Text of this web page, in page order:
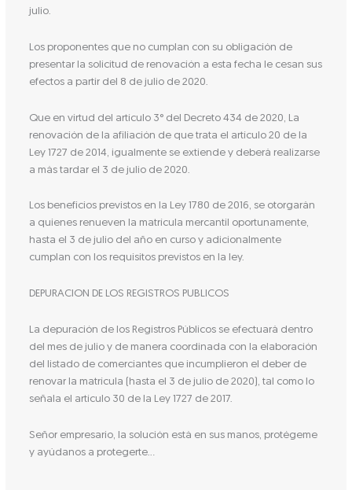
julio.
Los proponentes que no cumplan con su obligación de
presentar la solicitud de renovación a esta fecha le cesan sus
efectos a partir del 8 de julio de 2020.
Que en virtud del artículo 3° del Decreto 434 de 2020, La
renovación de la afiliación de que trata el artículo 20 de la
Ley 1727 de 2014, igualmente se extiende y deberá realizarse
a más tardar el 3 de julio de 2020.
Los beneficios previstos en la Ley 1780 de 2016, se otorgarán
a quienes renueven la matrícula mercantil oportunamente,
hasta el 3 de julio del año en curso y adicionalmente
cumplan con los requisitos previstos en la ley.
DEPURACION DE LOS REGISTROS PUBLICOS
La depuración de los Registros Públicos se efectuará dentro
del mes de julio y de manera coordinada con la elaboración
del listado de comerciantes que incumplieron el deber de
renovar la matrícula (hasta el 3 de julio de 2020), tal como lo
señala el artículo 30 de la Ley 1727 de 2017.
Señor empresario, la solución está en sus manos, protégeme
y ayúdanos a protegerte…